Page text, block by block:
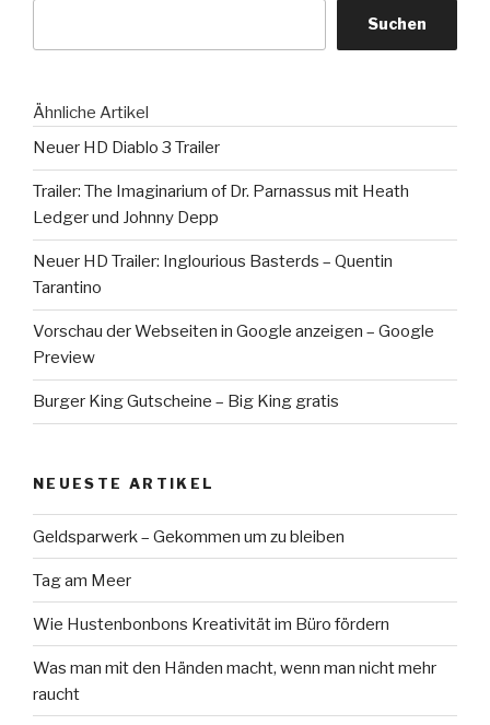
Blizzard
Suchen
Ähnliche Artikel
Neuer HD Diablo 3 Trailer
Trailer: The Imaginarium of Dr. Parnassus mit Heath
Ledger und Johnny Depp
Neuer HD Trailer: Inglourious Basterds – Quentin
Tarantino
Vorschau der Webseiten in Google anzeigen – Google
Preview
Burger King Gutscheine – Big King gratis
NEUESTE ARTIKEL
Geldsparwerk – Gekommen um zu bleiben
Tag am Meer
Wie Hustenbonbons Kreativität im Büro fördern
Was man mit den Händen macht, wenn man nicht mehr
raucht